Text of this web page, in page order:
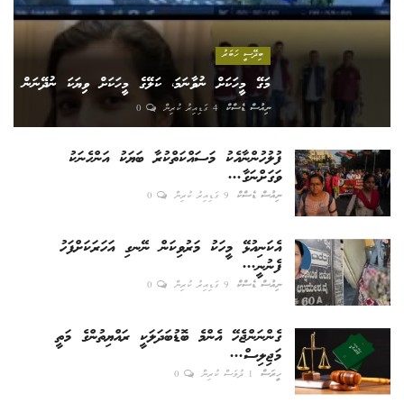
ބިދޭސީ ހަބަރު
މަގޭ މީހަކަށް ނުވާނަމަ، ކަލޭގެ މީހަކަށް ވިޔަކަ ނުދޭނަން
ނިއުސް ޑެސްކް 4 ގަޑިއިރު ކުރިން 0
ފުލުހުންނާއެކު މަސައްކަތްކުރާ ބަޔަކު އަންހެނަކު
ވަގަށްނަގާ...
ނިއުސް ޑެސްކް 9 ގަޑިއިރު ކުރިން 0
އެކަނިއުޅޭ މީހަކު މަރުވިކަން ނޭނގި އަހަރަކަށްފަހު
ފެނުނީ...
ނިއުސް ޑެސްކް 9 ގަޑިއިރު ކުރިން 0
ގެންނަންޖެހޭ އެންމެ ބޮޑުބަދަލަކީ ރައްޔިތުންގެ މަތީ
މަޖިލިސް...
ހީރަސް 1 ދުވަސް ކުރިން 0